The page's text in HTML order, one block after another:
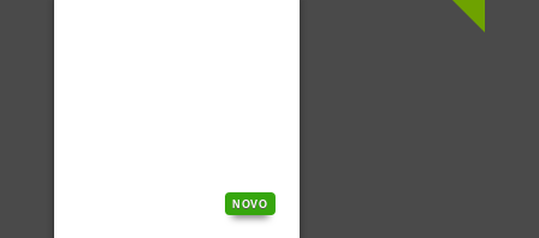
NOVO